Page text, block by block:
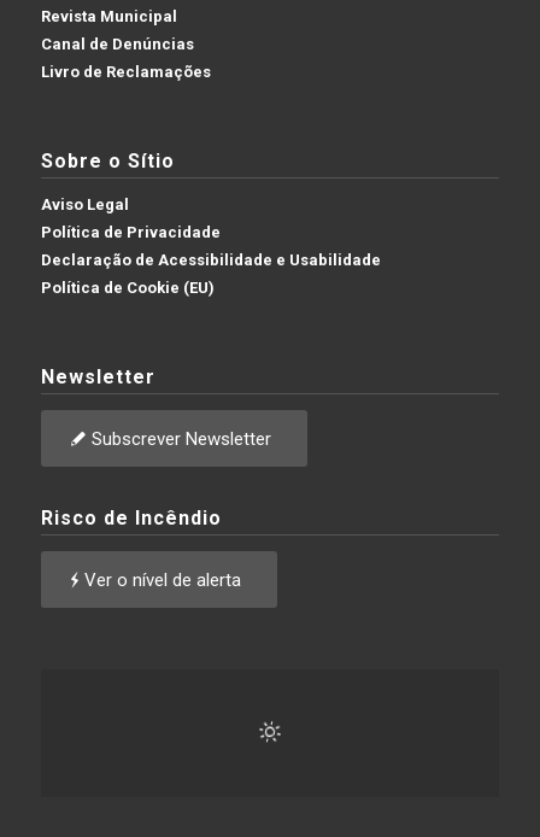
Revista Municipal
Canal de Denúncias
Livro de Reclamações
Sobre o Sítio
Aviso Legal
Política de Privacidade
Declaração de Acessibilidade e Usabilidade
Política de Cookie (EU)
Newsletter
Subscrever Newsletter
Risco de Incêndio
Ver o nível de alerta